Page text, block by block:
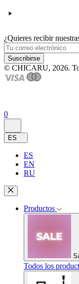
¿Quieres recibir
Suscribirse
© CHICARU, 2026.
0
ES
ES
EN
RU
Productos
Todos los